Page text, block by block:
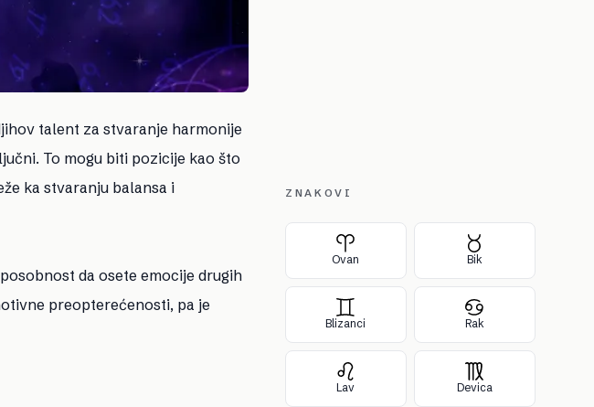
talent za stvaranje harmonije
To mogu biti pozicije kao što
ka stvaranju balansa i
da osete emocije drugih
preopterećenosti, pa je
ZNAKOVI
Ovan Bik
Blizanci Rak
Lav Devica